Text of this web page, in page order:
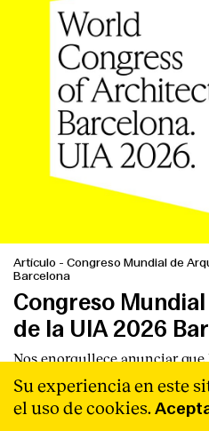
Artículo - Congreso Mundial de
Barcelona
Congreso
de la UIA 2026
Nos enorgullece anunciar que
comunicación responsable
del Congreso Mundial de
Barcelona a través de prensa,
Su experiencia en este
el uso de cookies.